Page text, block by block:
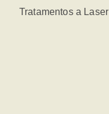
Tratamentos a Laser